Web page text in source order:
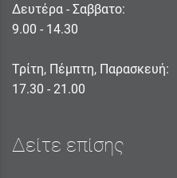
Δευτέρα - Σαββατο:
9.00 - 14.30
Τρίτη, Πέμπτη, Παρασκευή:
17.30 - 21.00
Δείτε επίσης